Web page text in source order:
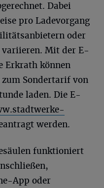
Dabei
pro Ladevorgang
oder
Mit der E-
Erkrath können
Sondertarif von
laden. Die E-
werden.
funktioniert
App oder